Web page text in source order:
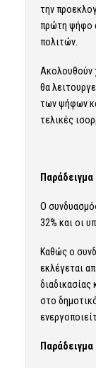
την
πρώτη ψήφο
πολιτών.
Ακολουθούν
θα
των ψήφων
τελικές
Ο
32% και οι
Καθώς ο
εκλέγεται
στο